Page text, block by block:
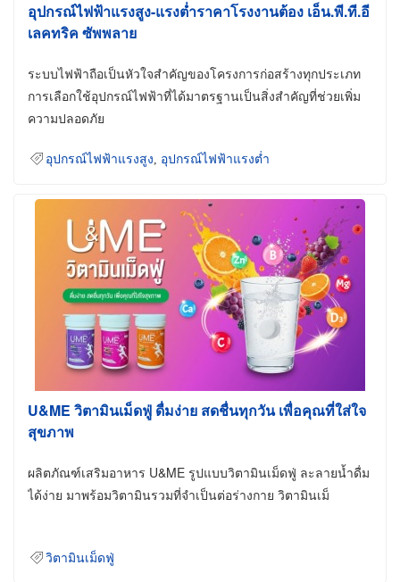
อุปกรณ์ไฟฟ้าแรงสูง-แรงต่ำราคาโรงงานต้อง เอ็น.พี.ที.อี
เลคทริค ซัพพลาย
ระบบไฟฟ้าถือเป็นหัวใจสำคัญของโครงการก่อสร้างทุกประเภท
การเลือกใช้อุปกรณ์ไฟฟ้าที่ได้มาตรฐานเป็นสิ่งสำคัญที่ช่วยเพิ่ม
ความปลอดภัย
อุปกรณ์ไฟฟ้าแรงสูง อุปกรณ์ไฟฟ้าแรงต่ำ
U&ME วิตามินเม็ดฟู่ ดื่มง่าย สดชื่นทุกวัน เพื่อคุณที่ใส่ใจ
สุขภาพ
ผลิตภัณฑ์เสริมอาหาร U&ME รูปแบบวิตามินเม็ดฟู่ ละลายน้ำดื่ม
ได้ง่าย มาพร้อมวิตามินรวมที่จำเป็นต่อร่างกาย วิตามินเม็
วิตามินเม็ดฟู่